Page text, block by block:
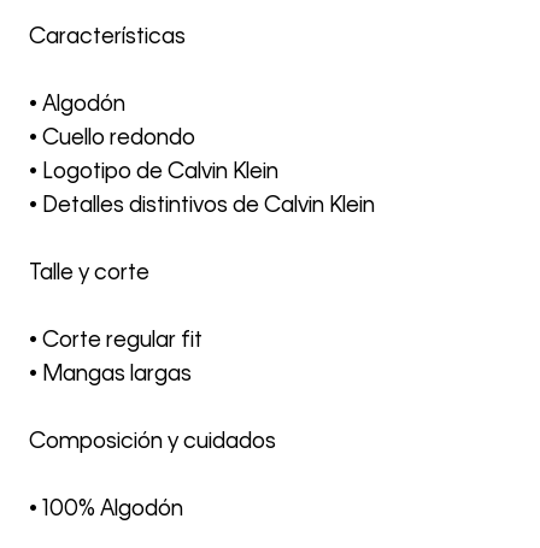
Características
• Algodón
• Cuello redondo
• Logotipo de Calvin Klein
• Detalles distintivos de Calvin Klein
Talle y corte
• Corte regular fit
• Mangas largas
Composición y cuidados
• 100% Algodón